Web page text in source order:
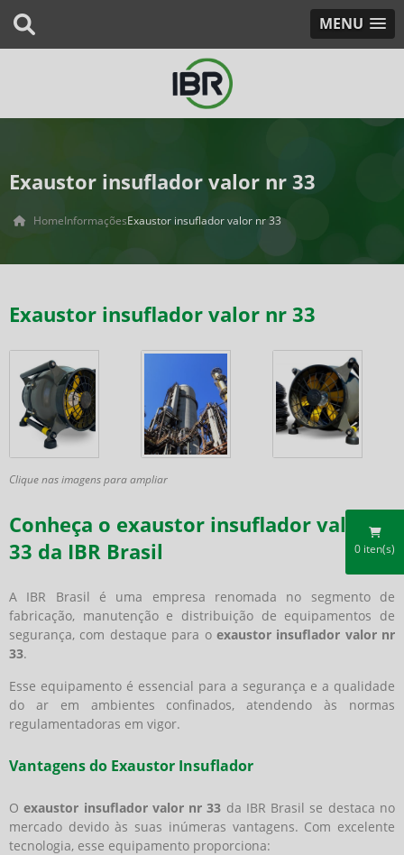
MENU
0 iten(s)
Exaustor insuflador valor nr 33
HomeInformaçõesExaustor insuflador valor nr 33
Exaustor insuflador valor nr 33
Clique nas imagens para ampliar
Conheça o exaustor insuflador valor nr
33 da IBR Brasil
A IBR Brasil é uma empresa renomada no segmento de
fabricação, manutenção e distribuição de equipamentos de
segurança, com destaque para o exaustor insuflador valor nr
33.
Esse equipamento é essencial para a segurança e a qualidade
do ar em ambientes confinados, atendendo às normas
regulamentadoras em vigor.
Vantagens do Exaustor Insuflador
Oexaustor insuflador valor nr 33 da IBR Brasil se destaca no
mercado devido às suas inúmeras vantagens. Com excelente
tecnologia, esse equipamento proporciona: